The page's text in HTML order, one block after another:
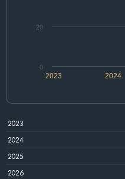
2024
2023
0
20
2023
2024
2025
2026